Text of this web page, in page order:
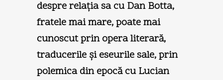
despre relaţia sa cu Dan Botta,
fratele mai mare, poate mai
cunoscut prin opera literară,
traducerile şi eseurile sale, prin
polemica din epocă cu Lucian